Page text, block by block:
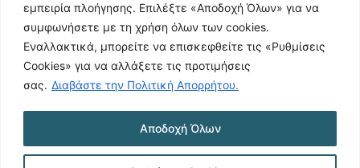
εμπειρία πλοήγησης. Επιλέξτε «Αποδοχή Όλων» για να
συμφωνήσετε με τη χρήση όλων των cookies.
Εναλλακτικά, μπορείτε να επισκεφθείτε τις «Ρυθμίσεις
Cookies» για να αλλάξετε τις προτιμήσεις
σας. Διαβάστε την Πολιτική Απορρήτου.
Αποδοχή Όλων
ΑΚΟΛΟΥΘΗΣΕ ΜΑΣ
Όροι Χρήσης
Κατασκευή Ιστοσελίδας | Κοκοτίνης Δημήτριος